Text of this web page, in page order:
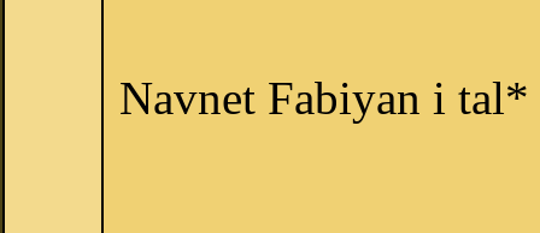
Navnet Fabiyan i tal*